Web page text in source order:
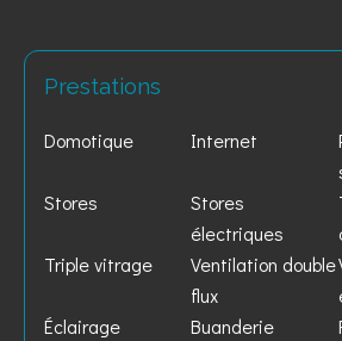
Prestations
Domotique Internet
Stores
Stores
électriques
Triple vitrage
Ventilation double
flux
Éclairage
Buanderie